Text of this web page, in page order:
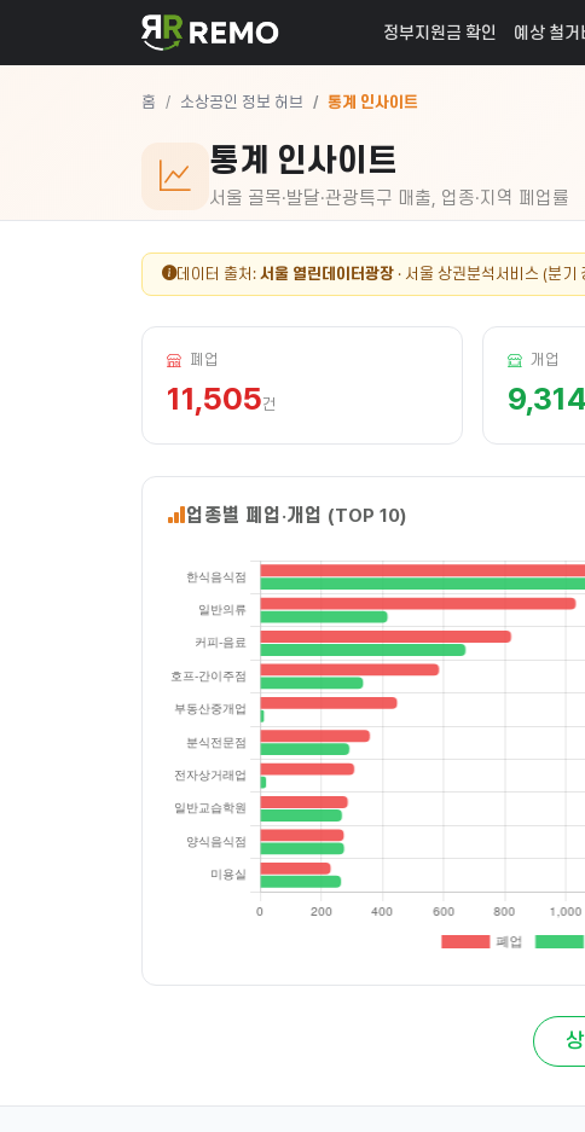
정부지원금 확인 예상 철거
홈 소상공인 정보 허브 통계 인사이트
통계 인사이트
서울 골목·발달·관광특구 매출, 업종·지역 폐업률
데이터 출처: 서울 열린데이터광장 · 서울 상권분석서비스 (분기
폐업
11,505건
개업
9,314
업종별 폐업·개업 (TOP 10)